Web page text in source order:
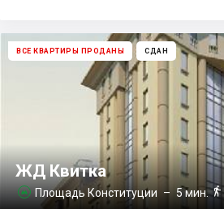
ВСЕ КВАРТИРЫ ПРОДАНЫ СДАН
ЖД Квитка
 Площадь Конституции – 5 мин.